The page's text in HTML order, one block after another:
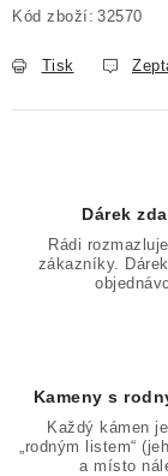
Kód zboží: 32570
Tisk
Dárek
Rádi
zákazníky.
Kameny s
Každý kámen
„rodným listem“
a místo